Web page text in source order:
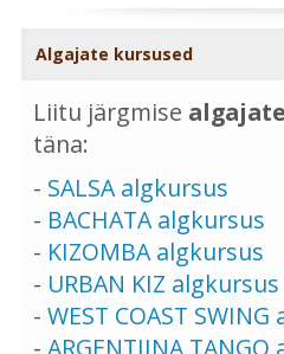
Algajate kursused
Liitu järgmise
täna:
- SALSA algkursus
- BACHATA algkursus
- KIZOMBA algkursus
- URBAN KIZ algkursus
- WEST COAST
- ARGENTIINA